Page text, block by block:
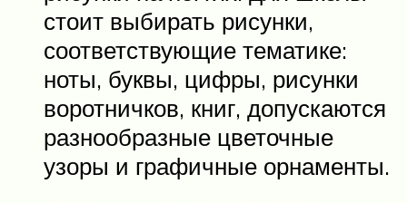
стоит выбирать рисунки,
соответствующие тематике:
ноты, буквы, цифры, рисунки
воротничков, книг, допускаются
разнообразные цветочные
узоры и графичные орнаменты.